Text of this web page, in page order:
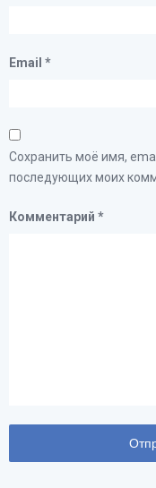
Email *
Сохранить моё имя,
последующих моих
Комментарий *